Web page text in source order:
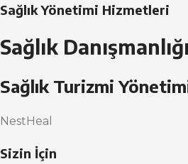
Sağlık Yönetimi Hizmetleri
Sağlık Danışmanlığı
Sağlık Turizmi
NestHeal
Sizin İçin